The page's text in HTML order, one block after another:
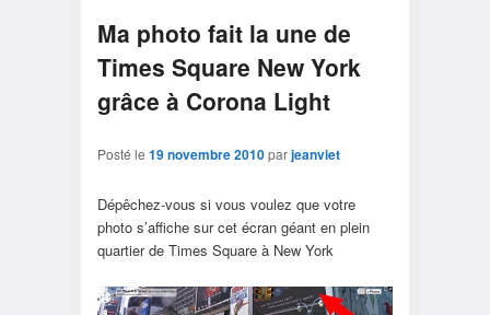
Ma photo fait la une de
Times Square New York
grâce à Corona Light
Posté le 19 novembre 2010parjeanviet
Dépêchez-vous si vous voulez que votre
photo s’affiche sur cet écran géant en plein
quartier de Times Square à New York